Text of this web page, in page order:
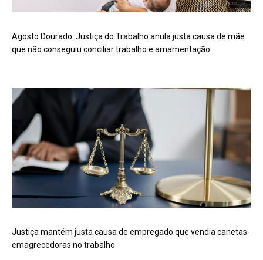
Agosto Dourado: Justiça do Trabalho anula justa causa de mãe
que não conseguiu conciliar trabalho e amamentação
Justiça mantém justa causa de empregado que vendia canetas
emagrecedoras no trabalho